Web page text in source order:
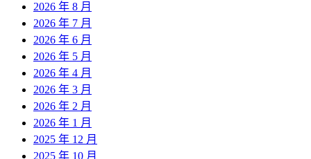
2026 年 8 月
2026 年 7 月
2026 年 6 月
2026 年 5 月
2026 年 4 月
2026 年 3 月
2026 年 2 月
2026 年 1 月
2025 年 12 月
2025 年 10 月